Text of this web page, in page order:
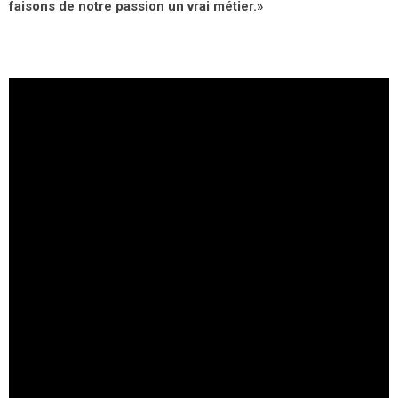
faisons de notre passion un vrai métier.»